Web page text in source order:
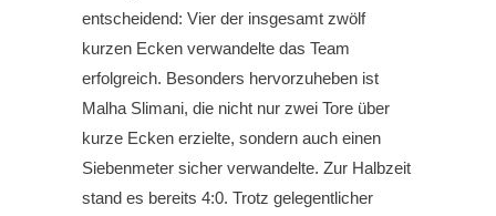
entscheidend: Vier der insgesamt zwölf
kurzen Ecken verwandelte das Team
erfolgreich. Besonders hervorzuheben ist
Malha Slimani, die nicht nur zwei Tore über
kurze Ecken erzielte, sondern auch einen
Siebenmeter sicher verwandelte. Zur Halbzeit
stand es bereits 4:0. Trotz gelegentlicher